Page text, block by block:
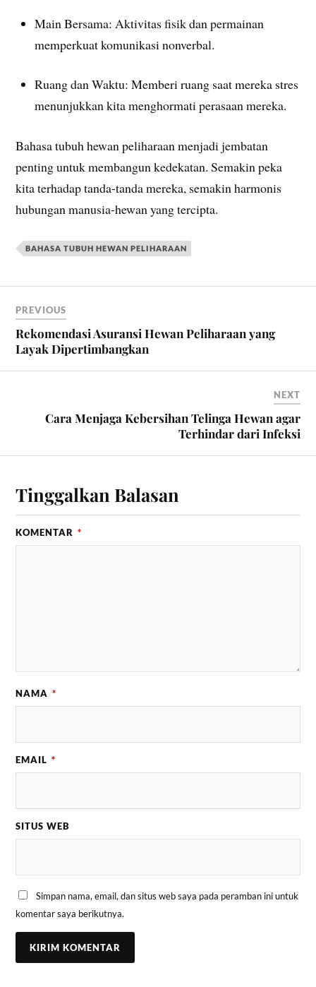
Main Bersama: Aktivitas fisik dan permainan
memperkuat komunikasi nonverbal.
Ruang dan Waktu: Memberi ruang saat mereka stres
menunjukkan kita menghormati perasaan mereka.
Bahasa tubuh hewan peliharaan menjadi jembatan
penting untuk membangun kedekatan. Semakin peka
kita terhadap tanda-tanda mereka, semakin harmonis
hubungan manusia-hewan yang tercipta.
BAHASA TUBUH HEWAN PELIHARAAN
PREVIOUS
Rekomendasi Asuransi Hewan Peliharaan yang
Layak Dipertimbangkan
NEXT
Cara Menjaga Kebersihan Telinga Hewan agar
Terhindar dari Infeksi
Tinggalkan Balasan
KOMENTAR *
NAMA *
EMAIL *
SITUS WEB
Simpan nama, email, dan situs web saya pada peramban ini untuk
komentar saya berikutnya.